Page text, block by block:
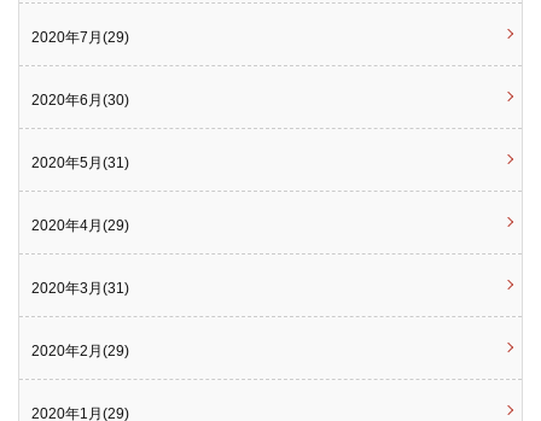
2020年7月(29)
2020年6月(30)
2020年5月(31)
2020年4月(29)
2020年3月(31)
2020年2月(29)
2020年1月(29)